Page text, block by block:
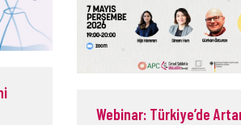
Webinar: Türkiye’de